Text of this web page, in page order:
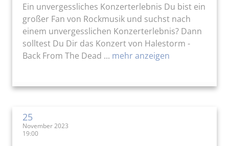
Ein unvergessliches Konzerterlebnis Du bist ein
großer Fan von Rockmusik und suchst nach
einem unvergesslichen Konzerterlebnis? Dann
solltest Du Dir das Konzert von Halestorm -
Back From The Dead ... mehr anzeigen
25
November 2023
19:00